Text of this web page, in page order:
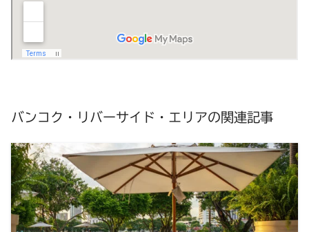
バンコク・リバーサイド・エリアの関連記事